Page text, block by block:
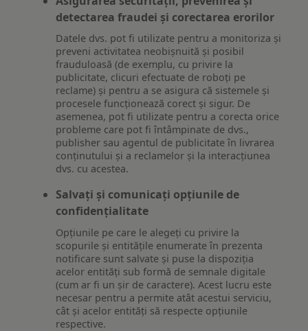
detectarea fraudei și corectarea erorilor
Datele dvs. pot fi utilizate pentru a monitoriza și
preveni activitatea neobișnuită și posibil
frauduloasă (de exemplu, cu privire la
publicitate, clicuri efectuate de roboți pe
reclame) și pentru a se asigura că sistemele și
procesele funcționează corect și sigur. De
asemenea, pot fi utilizate pentru a corecta orice
probleme care pot fi întâmpinate de dvs.,
publisher sau agentul de publicitate în livrarea
conținutului și a reclamelor și la interacțiunea
dvs. cu acestea.
Salvați și comunicați opțiunile de
confidențialitate
Opțiunile pe care le alegeți cu privire la
scopurile și entitățile enumerate în prezenta
notificare sunt salvate și puse la dispoziția
acelor entități sub formă de semnale digitale
(cum ar fi un șir de caractere). Acest lucru este
necesar pentru a permite atât acestui serviciu,
cât și acelor entități să respecte opțiunile
respective.